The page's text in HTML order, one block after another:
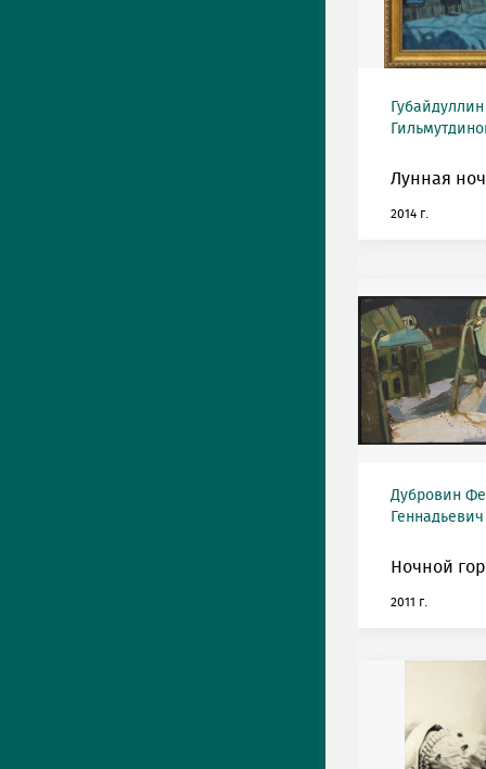
Лунная
2014 г.
Дубровин
Ночной
2011 г.